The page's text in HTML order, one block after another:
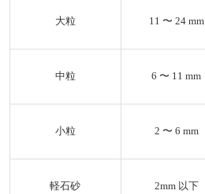
大粒 11 〜 24 mm
中粒 6 〜 11 mm
小粒 2 〜 6 mm
軽石砂 2mm 以下